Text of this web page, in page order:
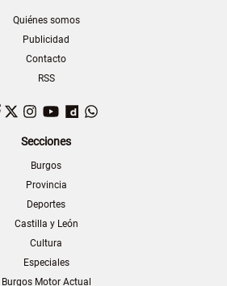
Quiénes somos
Publicidad
Contacto
RSS
Facebook
TwitterInstagram
YouTubeDailymotion
Secciones
Burgos
Provincia
Deportes
Castilla y León
Cultura
Especiales
Burgos Motor Actual